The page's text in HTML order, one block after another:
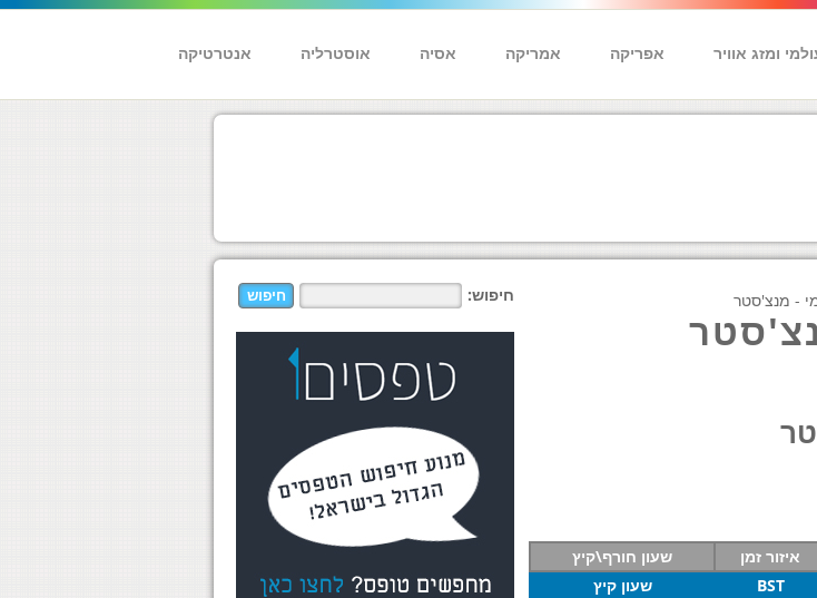
ומזג אוויר אפריקה אמריקה אסיה אוסטרליה אנטרטיקה
- מנצ'סטר
איזור זמן
שעון חורף\קיץ
BST שעון קיץ
חיפוש: